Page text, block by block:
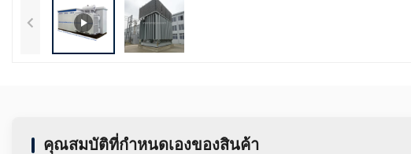
คุณสมบัติที่กําหนดเองของสินค้า